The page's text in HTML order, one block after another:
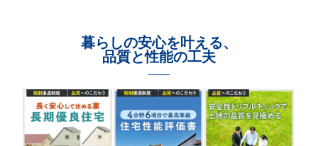
暮らしの安心を叶える、
品質と性能の工夫